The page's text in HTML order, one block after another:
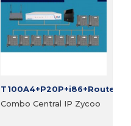
T100A4+P20P+i86+Router
Combo Central IP Zycoo